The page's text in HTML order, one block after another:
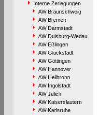
Interne Zerlegungen
AW Braunschweig
AW Bremen
AW Darmstadt
AW Duisburg-Wedau
AW Eßlingen
AW Glückstadt
AW Göttingen
AW Hannover
AW Heilbronn
AW Ingolstadt
AW Jülich
AW Kaiserslautern
AW Karlsruhe